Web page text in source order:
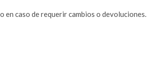
caso de requerir cambios o devoluciones.